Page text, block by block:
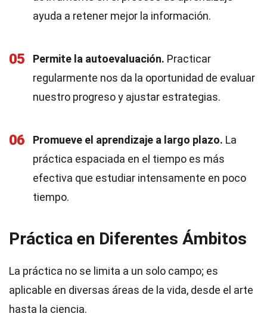
ayuda a retener mejor la información.
05 Permite la autoevaluación. Practicar
regularmente nos da la oportunidad de evaluar
nuestro progreso y ajustar estrategias.
06 Promueve el aprendizaje a largo plazo. La
práctica espaciada en el tiempo es más
efectiva que estudiar intensamente en poco
tiempo.
Práctica en Diferentes Ámbitos
La práctica no se limita a un solo campo; es
aplicable en diversas áreas de la vida, desde el arte
hasta la ciencia.